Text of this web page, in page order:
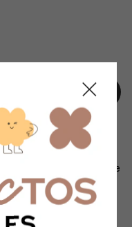
24cm
Su tamaño compacto de
estirarlo y
materiales seguros y
la creatividad y la
de juego en